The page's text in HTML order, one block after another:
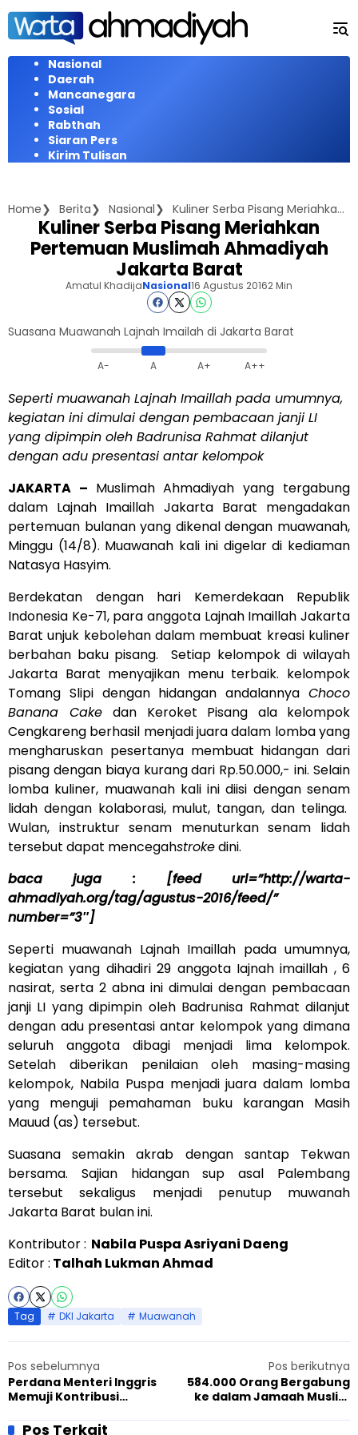
Langsung
konten
Nasional
Daerah
Mancanegara
Sosial
Rabthah
Siaran Pers
Kirim Tulisan
Home Berita Nasional Kuliner Serba Pisang Meriahkan Pertemuan Muslimah Ahmadiyah Jakarta Barat
Kuliner Serba Pisang Meriahkan
Pertemuan Muslimah Ahmadiyah
Jakarta Barat
Amatul KhadijaNasional16 Agustus 20162 Min
Suasana Muawanah Lajnah Imailah di Jakarta Barat
A- A A+ A++
Seperti muawanah Lajnah Imaillah pada umumnya,
kegiatan ini dimulai dengan pembacaan janji LI
yang dipimpin oleh Badrunisa Rahmat dilanjut
dengan adu presentasi antar kelompok
JAKARTA – Muslimah Ahmadiyah yang tergabung
dalam Lajnah Imaillah Jakarta Barat mengadakan
pertemuan bulanan yang dikenal dengan muawanah,
Minggu (14/8). Muawanah kali ini digelar di kediaman
Natasya Hasyim.
Berdekatan dengan hari Kemerdekaan Republik
Indonesia Ke-71, para anggota Lajnah Imaillah Jakarta
Barat unjuk kebolehan dalam membuat kreasi kuliner
berbahan baku pisang. Setiap kelompok di wilayah
Jakarta Barat menyajikan menu terbaik. kelompok
Tomang Slipi dengan hidangan andalannya Choco
Banana Cake dan Keroket Pisang ala kelompok
Cengkareng berhasil menjadi juara dalam lomba yang
mengharuskan pesertanya membuat hidangan dari
pisang dengan biaya kurang dari Rp.50.000,- ini. Selain
lomba kuliner, muawanah kali ini diisi dengan senam
lidah dengan kolaborasi, mulut, tangan, dan telinga.
Wulan, instruktur senam menuturkan senam lidah
tersebut dapat mencegahstrokedini.
baca juga : [feed url=”http://warta-
ahmadiyah.org/tag/agustus-2016/feed/”
number=”3″]
Seperti muawanah Lajnah Imaillah pada umumnya,
kegiatan yang dihadiri 29 anggota Iajnah imaillah , 6
nasirat, serta 2 abna ini dimulai dengan pembacaan
janji LI yang dipimpin oleh Badrunisa Rahmat dilanjut
dengan adu presentasi antar kelompok yang dimana
seluruh anggota dibagi menjadi lima kelompok.
Setelah diberikan penilaian oleh masing-masing
kelompok, Nabila Puspa menjadi juara dalam lomba
yang menguji pemahaman buku karangan Masih
Mauud (as) tersebut.
Suasana semakin akrab dengan santap Tekwan
bersama. Sajian hidangan sup asal Palembang
tersebut sekaligus menjadi penutup muwanah
Jakarta Barat bulan ini.
Kontributor : Nabila Puspa Asriyani Daeng
Editor : Talhah Lukman Ahmad
Tag DKI Jakarta Muawanah
Pos sebelumnya
Perdana Menteri Inggris
Memuji Kontribusi
Perdamaian Dunia
Pos berikutnya
584.000 Orang Bergabung
ke dalam Jamaah Muslim
Pos Terkait